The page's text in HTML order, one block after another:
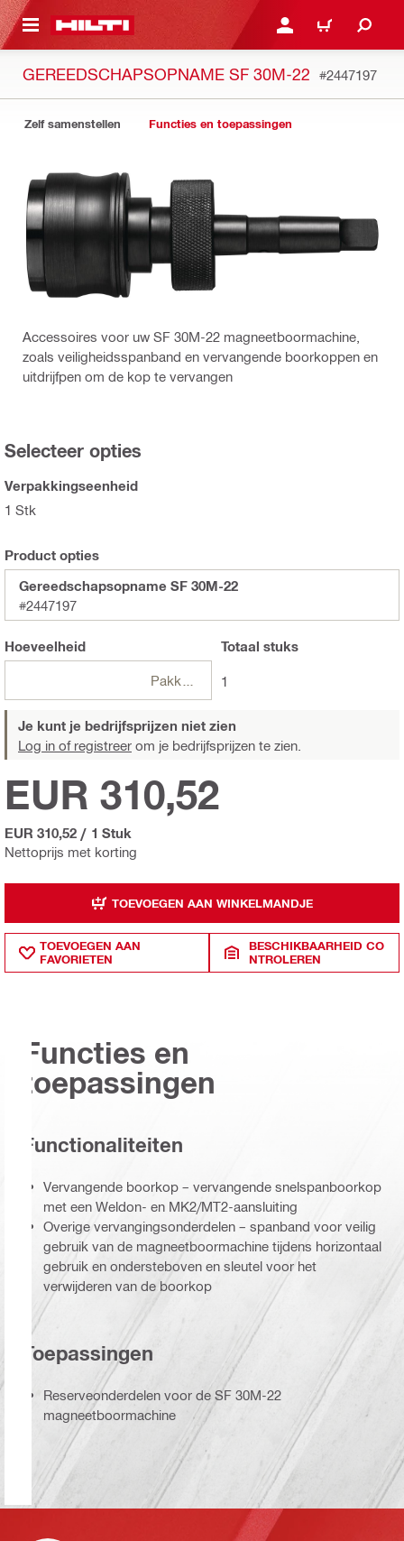
HOOFDINHOUD AANMELDEN OF
WINKELWAGEN
GEREEDSCHAPSOPNAME SF 30M-22 #2447197
Zelf samenstellen Functies en toepassingen
Accessoires voor uw SF 30M-22 magneetboormachine,
zoals veiligheidsspanband en vervangende boorkoppen en
uitdrijfpen om de kop te vervangen
Selecteer opties
Verpakkingseenheid
1 Stk
Product opties
Gereedschapsopname SF 30M-22
#2447197
Hoeveelheid
Pakketten
Totaal stuks
1
Je kunt je bedrijfsprijzen niet zien
Log in of registreer om je bedrijfsprijzen te zien.
Nettoprijs met korting
EUR 310,52
EUR 310,52 / 1 Stuk
TOEVOEGEN AAN WINKELMANDJE
TOEVOEGEN AAN
FAVORIETEN
BESCHIKBAARHEID CO
NTROLEREN
Functies en
toepassingen
Functionaliteiten
Vervangende boorkop – vervangende snelspanboorkop
met een Weldon- en MK2/MT2-aansluiting
Overige vervangingsonderdelen – spanband voor veilig
gebruik van de magneetboormachine tijdens horizontaal
gebruik en ondersteboven en sleutel voor het
verwijderen van de boorkop
Toepassingen
Reserveonderdelen voor de SF 30M-22
magneetboormachine